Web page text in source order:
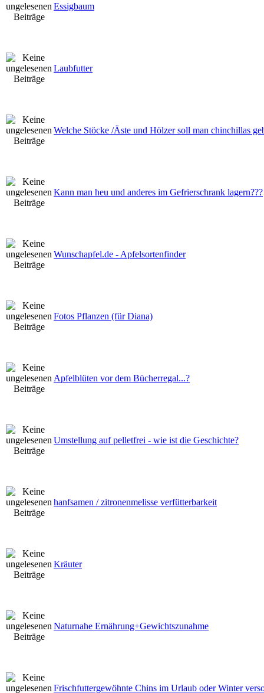
Essigbaum
Laubfutter
Welche Stöcke /Äste und Hölzer soll man chinchillas
Kann man heu und anderes im Gefrierschrank lagern???
Wunschapfel.de - Apfelsortenfinder
Fotos Pflanzen (für Diana)
Apfelblüten vor dem Bücherregal...?
Umstellung auf pelletfrei - wie ist die Geschichte?
hanfsamen / zitronenmelisse verfütterbarkeit
Kräuter
Naturnahe Ernährung+Gewichtszunahme
Frischfuttergewöhnte Chins im Urlaub oder Winter